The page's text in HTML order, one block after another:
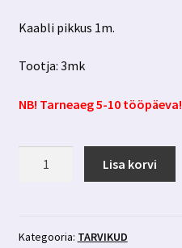
Kaabli pikkus 1m.
Tootja: 3mk
NB! Tarneaeg 5-10 tööpäeva!
laadimiskaabel
Lisa korvi
Kategooria: TARVIKUD